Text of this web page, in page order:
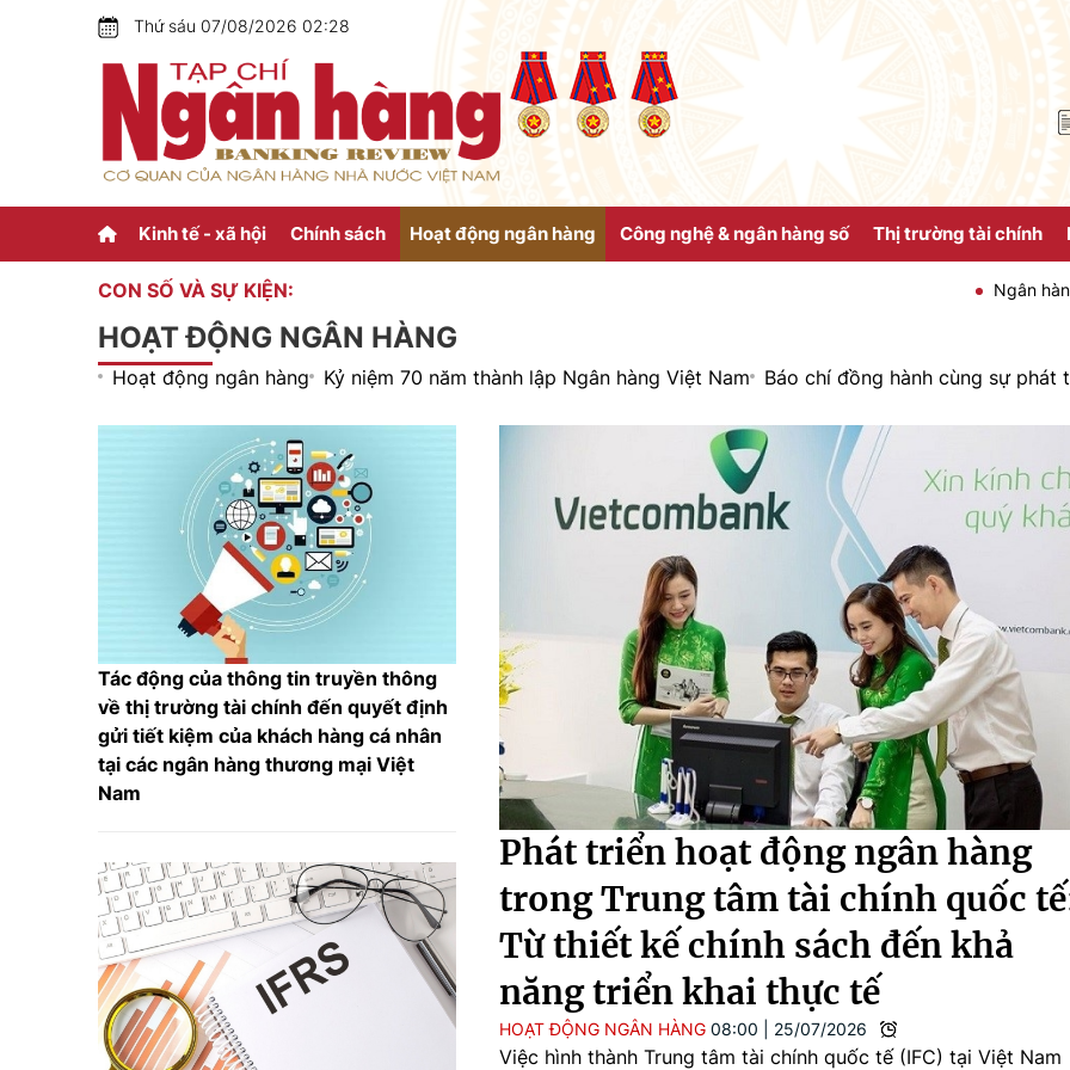
Thứ sáu 07/08/2026 02:28
Kinh tế - xã hội Chính sách Hoạt động ngân hàng Công nghệ & ngân hàng số Thị trường tài chính
CON SỐ VÀ SỰ KIỆN: Ngân hàng Nhà nước
HOẠT ĐỘNG NGÂN HÀNG
Hoạt động ngân hàng Kỷ niệm 70 năm thành lập Ngân hàng Việt Nam Báo chí đồng hành cùng sự phát
Phát triển hoạt động ngân hàng
trong Trung tâm tài chính quốc
Từ thiết kế chính sách đến khả
năng triển khai thực tế
HOẠT ĐỘNG NGÂN HÀNG 08:00 25/07/2026
Việc hình thành Trung tâm tài chính quốc tế (IFC) tại Việt Nam
Tác động của thông tin truyền thông
về thị trường tài chính đến quyết định
gửi tiết kiệm của khách hàng cá nhân
tại các ngân hàng thương mại Việt
Nam